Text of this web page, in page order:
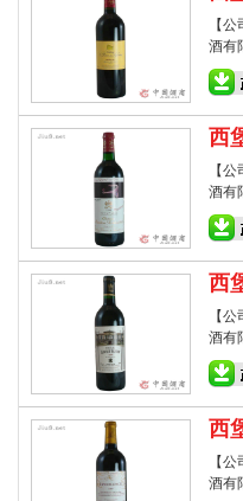
【
酒有
西
【
酒有
西
【
酒有
西
【
酒有